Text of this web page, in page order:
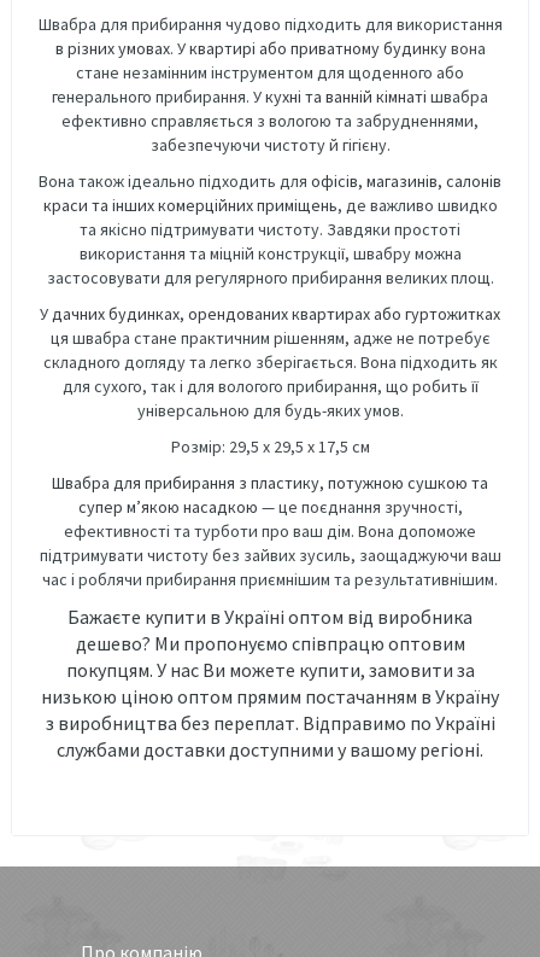
Швабра для прибирання чудово підходить для використання
в різних умовах. Уквартирі або приватному будинкувона
стане незамінним інструментом для щоденного або
генерального прибирання. Укухні та ванній кімнаті швабра
ефективно справляється з вологою та забрудненнями,
забезпечуючи чистоту й гігієну.
Вона також ідеально підходить для офісів, магазинів, салонів
краси та інших комерційних приміщень, де важливо швидко
та якісно підтримувати чистоту. Завдяки простоті
використання та міцній конструкції, швабру можна
застосовувати для регулярного прибирання великих площ.
Удачних будинках, орендованих квартирах або гуртожитках
ця швабра стане практичним рішенням, адже не потребує
складного догляду та легко зберігається. Вона підходить як
для сухого, так і для вологого прибирання, що робить її
універсальною для будь-яких умов.
Розмір: 29,5 х 29,5 х 17,5 см
Швабра для прибирання з пластику, потужною сушкою та
супер м’якою насадкою — це поєднання зручності,
ефективності та турботи про ваш дім. Вона допоможе
підтримувати чистоту без зайвих зусиль, заощаджуючи ваш
час і роблячи прибирання приємнішим та результативнішим.
Бажаєте купити в Україні оптом від виробника
дешево? Ми пропонуємо співпрацю оптовим
покупцям. У нас Ви можете купити, замовити за
низькою ціною оптом прямим постачанням в Україну
з виробництва без переплат. Відправимо по Україні
службами доставки доступними у вашому регіоні.
Про компанію